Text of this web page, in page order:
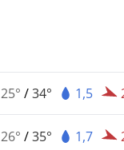
25° /34° 1,5
26° /35° 1,7